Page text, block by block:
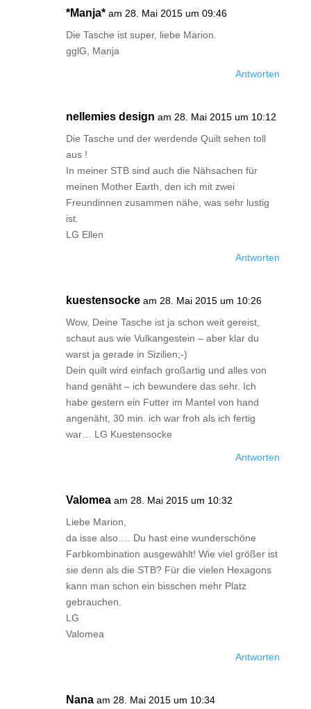
*Manja* am 28. Mai 2015 um 09:46
Die Tasche ist super, liebe Marion.
gglG, Manja
Antworten
nellemies design am 28. Mai 2015 um 10:12
Die Tasche und der werdende Quilt sehen toll
aus !
In meiner STB sind auch die Nähsachen für
meinen Mother Earth, den ich mit zwei
Freundinnen zusammen nähe, was sehr lustig
ist.
LG Ellen
Antworten
kuestensocke am 28. Mai 2015 um 10:26
Wow, Deine Tasche ist ja schon weit gereist,
schaut aus wie Vulkangestein – aber klar du
warst ja gerade in Sizilien;-)
Dein quilt wird einfach großartig und alles von
hand genäht – ich bewundere das sehr. Ich
habe gestern ein Futter im Mantel von hand
angenäht, 30 min. ich war froh als ich fertig
war… LG Kuestensocke
Antworten
Valomea am 28. Mai 2015 um 10:32
Liebe Marion,
da isse also…. Du hast eine wunderschöne
Farbkombination ausgewählt! Wie viel größer ist
sie denn als die STB? Für die vielen Hexagons
kann man schon ein bisschen mehr Platz
gebrauchen.
LG
Valomea
Antworten
Nana am 28. Mai 2015 um 10:34